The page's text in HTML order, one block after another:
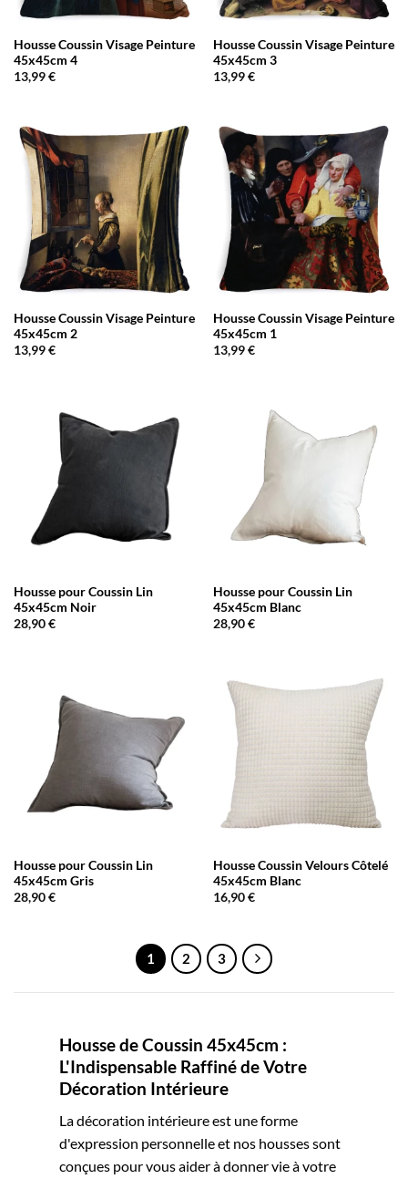
Housse Coussin Visage Peinture
45x45cm 4
13,99€
Housse Coussin Visage Peinture
45x45cm 3
13,99€
Housse Coussin Visage Peinture
45x45cm 2
13,99€
Housse Coussin Visage Peinture
45x45cm 1
13,99€
Housse pour Coussin Lin
45x45cm Noir
28,90€
Housse pour Coussin Lin
45x45cm Blanc
28,90€
Housse pour Coussin Lin
45x45cm Gris
28,90€
Housse Coussin Velours Côtelé
45x45cm Blanc
16,90€
1 2 3
Housse de Coussin 45x45cm :
L'Indispensable Raffiné de Votre
Décoration Intérieure
La décoration intérieure est une forme
d'expression personnelle et nos housses sont
conçues pour vous aider à donner vie à votre